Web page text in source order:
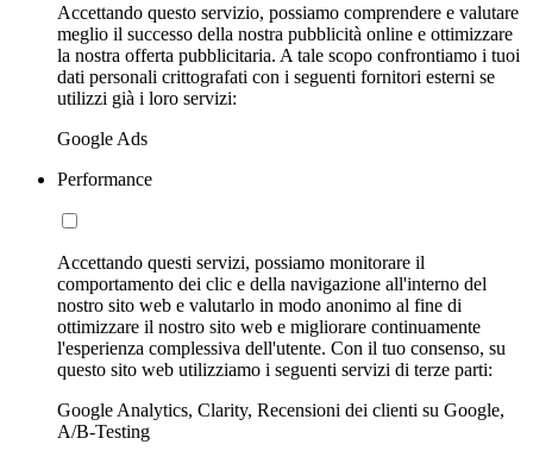
Accettando questo servizio, possiamo comprendere e valutare
meglio il successo della nostra pubblicità online e ottimizzare
la nostra offerta pubblicitaria. A tale scopo confrontiamo i tuoi
dati personali crittografati con i seguenti fornitori esterni se
utilizzi già i loro servizi:
Google Ads
Performance
Accettando questi servizi, possiamo monitorare il
comportamento dei clic e della navigazione all'interno del
nostro sito web e valutarlo in modo anonimo al fine di
ottimizzare il nostro sito web e migliorare continuamente
l'esperienza complessiva dell'utente. Con il tuo consenso, su
questo sito web utilizziamo i seguenti servizi di terze parti:
Google Analytics, Clarity, Recensioni dei clienti su Google,
A/B-Testing